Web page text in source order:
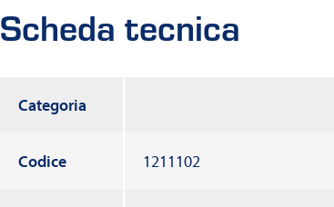
Scheda tecnica
Categoria
Codice 1211102